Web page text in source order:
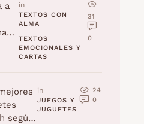
a
in
TEXTOS CON
ALMA
TEXTOS
EMOCIONALES Y
CARTAS
31
0
según
in
JUEGOS Y
JUGUETES
24
0